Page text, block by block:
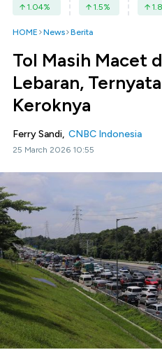
1.04% 1.5%
HOME News Berita
Tol Masih Macet
Lebaran,
Keroknya
Ferry Sandi, CNBC Indonesia
25 March 2026 10:55